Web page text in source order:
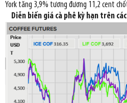
York tăng 3,9% tương đương 11,2 cent
Diễn biến giá cà phê kỳ hạn trên